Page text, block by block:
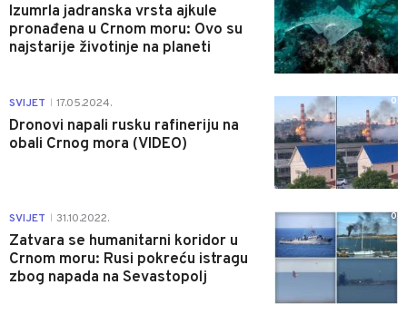
Izumrla jadranska vrsta ajkule
pronađena u Crnom moru: Ovo su
najstarije životinje na planeti
SVIJET 17.05.2024.
Dronovi napali rusku rafineriju na
obali Crnog mora (VIDEO)
0
SVIJET 31.10.2022.
Zatvara se humanitarni koridor u
Crnom moru: Rusi pokreću istragu
zbog napada na Sevastopolj
0